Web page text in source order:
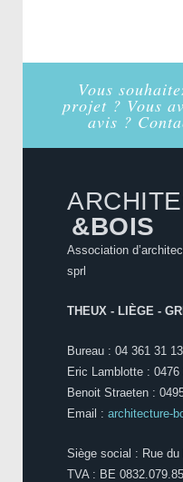
Vous
projet ? Vous
avis ?
&BOIS
Association
sprl
THEUX - LIÈGE -
Bureau : 04 361 31 13
Eric Lamblotte : 0476
Benoit Straeten :
Email : architecture-
Siège social : Rue du
TVA : BE